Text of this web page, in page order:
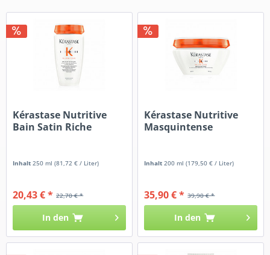
Kérastase Nutritive
Bain Satin Riche
Inhalt250 ml(81,72 € / Liter)
22,70 € *
20,43 € *
In den
Kérastase Nutritive
Masquintense
Inhalt200 ml(179,50 € / Liter)
39,90 € *
35,90 € *
In den